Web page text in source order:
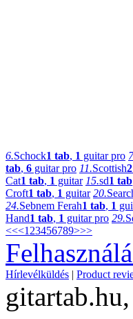
6.Schock1 tab, 1 guitar pro
tab, 6 guitar pro 11.Scottish
Cat1 tab, 1 guitar 15.sd1 tab
Croft1 tab, 1 guitar 20.
24.Sebnem Ferah1 tab, 1
Hand1 tab, 1 guitar pro 29.
<<<1 23456789>>>
Hírlevélküldés | Product
gitartab.hu,